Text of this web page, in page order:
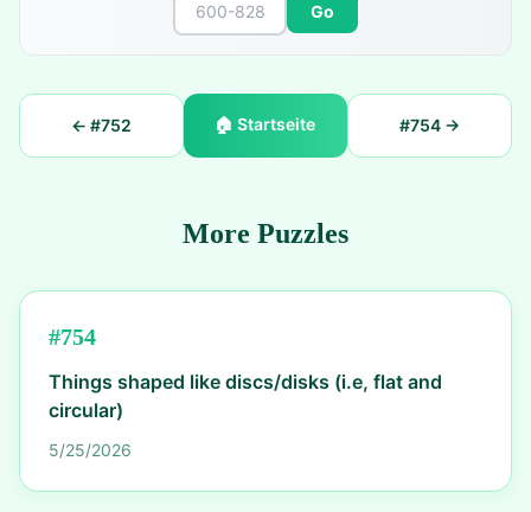
Go
← #752 🏠Startseite #754→
More Puzzles
#754
Things shaped like discs/disks (i.e, flat and
circular)
5/25/2026